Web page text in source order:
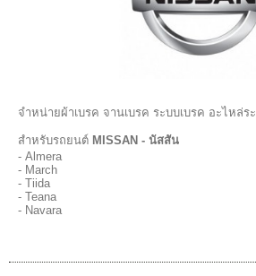
จำหน่ายผ้าเบรค จานเบรค ระบบเบรค อะไหล่ร
สำหรับรถยนต์ MISSAN - นัสสัน
- Almera
- March
- Tiida
- Teana
- Navara